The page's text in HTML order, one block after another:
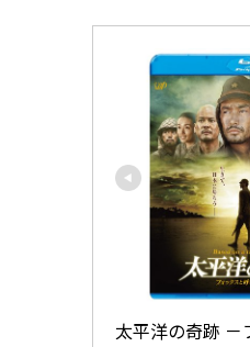
太平洋の奇跡